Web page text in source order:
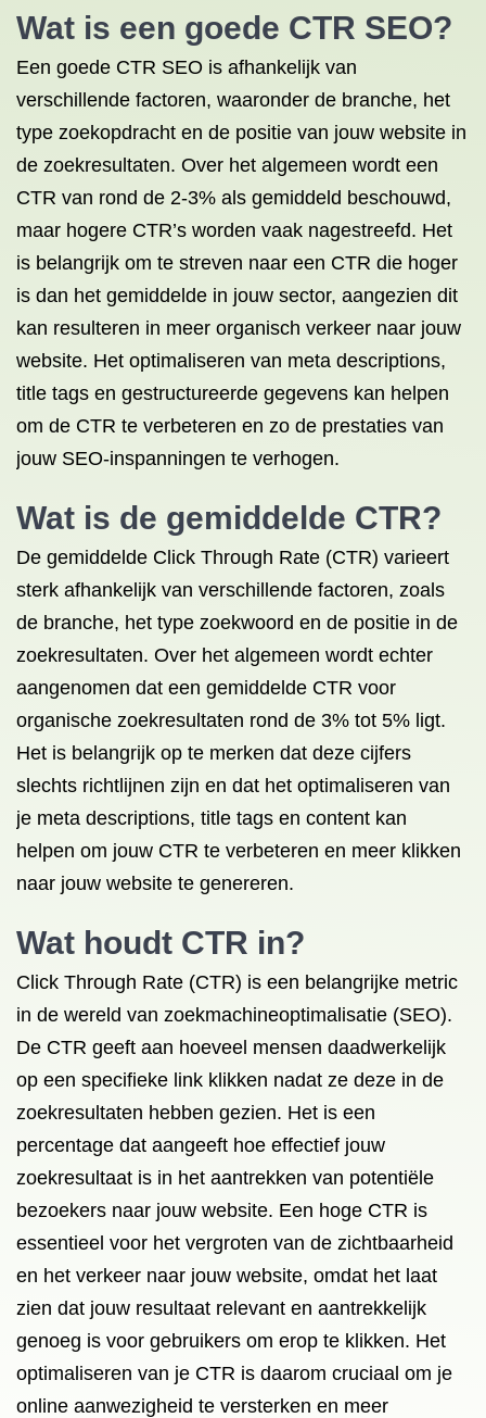
Wat is een goede CTR SEO?
Een goede CTR SEO is afhankelijk van
verschillende factoren, waaronder de branche, het
type zoekopdracht en de positie van jouw website in
de zoekresultaten. Over het algemeen wordt een
CTR van rond de 2-3% als gemiddeld beschouwd,
maar hogere CTR’s worden vaak nagestreefd. Het
is belangrijk om te streven naar een CTR die hoger
is dan het gemiddelde in jouw sector, aangezien dit
kan resulteren in meer organisch verkeer naar jouw
website. Het optimaliseren van meta descriptions,
title tags en gestructureerde gegevens kan helpen
om de CTR te verbeteren en zo de prestaties van
jouw SEO-inspanningen te verhogen.
Wat is de gemiddelde CTR?
De gemiddelde Click Through Rate (CTR) varieert
sterk afhankelijk van verschillende factoren, zoals
de branche, het type zoekwoord en de positie in de
zoekresultaten. Over het algemeen wordt echter
aangenomen dat een gemiddelde CTR voor
organische zoekresultaten rond de 3% tot 5% ligt.
Het is belangrijk op te merken dat deze cijfers
slechts richtlijnen zijn en dat het optimaliseren van
je meta descriptions, title tags en content kan
helpen om jouw CTR te verbeteren en meer klikken
naar jouw website te genereren.
Wat houdt CTR in?
Click Through Rate (CTR) is een belangrijke metric
in de wereld van zoekmachineoptimalisatie (SEO).
De CTR geeft aan hoeveel mensen daadwerkelijk
op een specifieke link klikken nadat ze deze in de
zoekresultaten hebben gezien. Het is een
percentage dat aangeeft hoe effectief jouw
zoekresultaat is in het aantrekken van potentiële
bezoekers naar jouw website. Een hoge CTR is
essentieel voor het vergroten van de zichtbaarheid
en het verkeer naar jouw website, omdat het laat
zien dat jouw resultaat relevant en aantrekkelijk
genoeg is voor gebruikers om erop te klikken. Het
optimaliseren van je CTR is daarom cruciaal om je
online aanwezigheid te versterken en meer